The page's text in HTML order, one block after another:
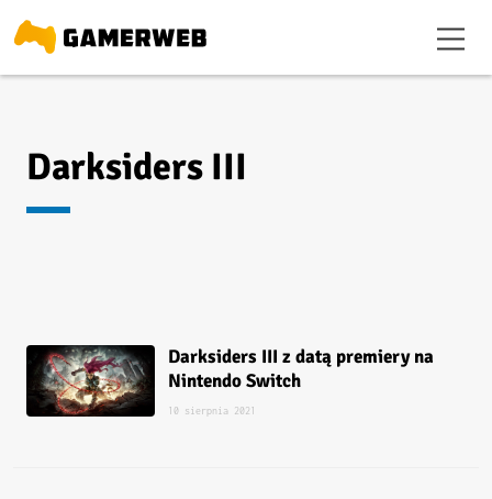
Darksiders III
Darksiders III z datą premiery na
Nintendo Switch
10 sierpnia 2021